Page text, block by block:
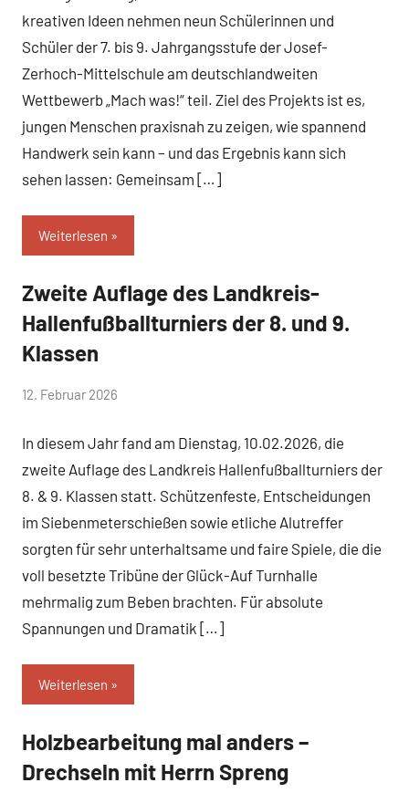
kreativen Ideen nehmen neun Schülerinnen und
Schüler der 7. bis 9. Jahrgangsstufe der Josef-
Zerhoch-Mittelschule am deutschlandweiten
Wettbewerb „Mach was!“ teil. Ziel des Projekts ist es,
jungen Menschen praxisnah zu zeigen, wie spannend
Handwerk sein kann – und das Ergebnis kann sich
sehen lassen: Gemeinsam […]
Weiterlesen
Allgemein
Zweite Auflage des Landkreis-
Hallenfußballturniers der 8. und 9.
Klassen
von
Peißenberg
12. Februar 2026
In diesem Jahr fand am Dienstag, 10.02.2026, die
zweite Auflage des Landkreis Hallenfußballturniers der
8. & 9. Klassen statt. Schützenfeste, Entscheidungen
im Siebenmeterschießen sowie etliche Alutreffer
sorgten für sehr unterhaltsame und faire Spiele, die die
voll besetzte Tribüne der Glück-Auf Turnhalle
mehrmalig zum Beben brachten. Für absolute
Spannungen und Dramatik […]
Weiterlesen
Allgemein
Holzbearbeitung mal anders –
Drechseln mit Herrn Spreng